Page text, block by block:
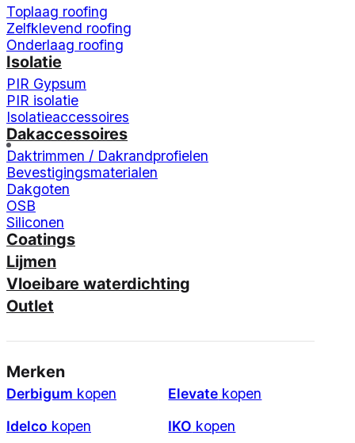
Toplaag roofing
Zelfklevend roofing
Onderlaag roofing
Isolatie
PIR Gypsum
PIR isolatie
Isolatieaccessoires
Dakaccessoires
Daktrimmen / Dakrandprofielen
Bevestigingsmaterialen
Dakgoten
OSB
Siliconen
Coatings
Lijmen
Vloeibare waterdichting
Outlet
Merken
Derbigum kopen Elevate kopen
Idelco kopen IKO kopen